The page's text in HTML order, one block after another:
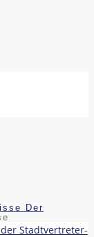
Der
Stadtvertreter-